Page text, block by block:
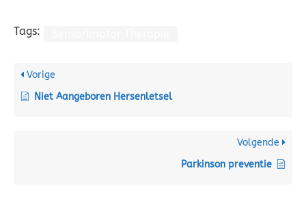
Tags:
Vorige
Niet Aangeboren Hersenletsel
Volgende
Parkinson preventie